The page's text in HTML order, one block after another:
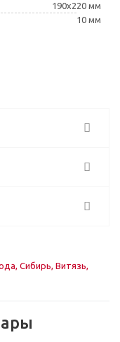
190х220 мм
10 мм
Сибирь, Витязь,